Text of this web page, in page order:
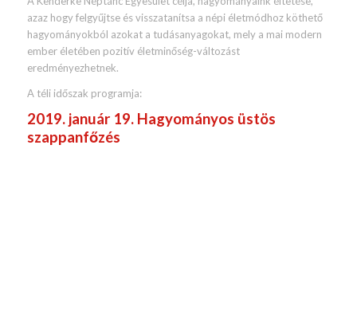
azaz hogy felgyűjtse és visszatanítsa a népi életmódhoz köthető
hagyományokból azokat a tudásanyagokat, mely a mai modern
ember életében pozitív életminőség-változást
eredményezhetnek.
A téli időszak programja:
2019. január 19. Hagyományos üstös
szappanfőzés